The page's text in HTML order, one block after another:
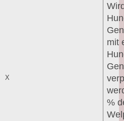
X
mit
%